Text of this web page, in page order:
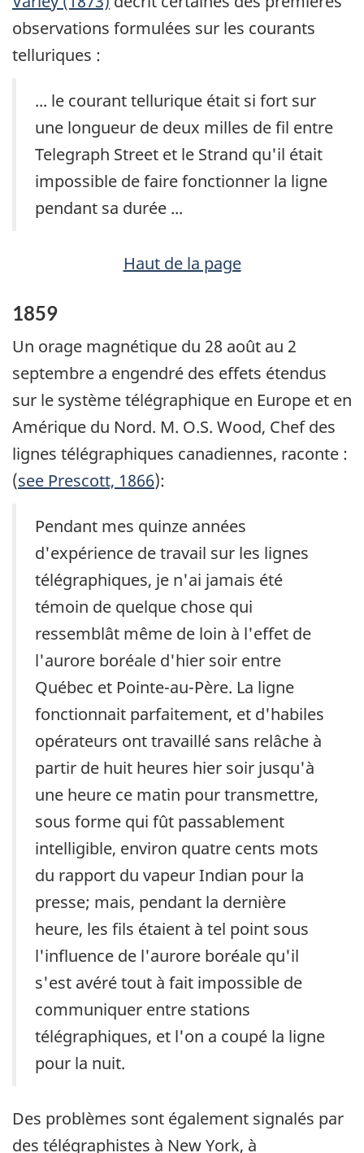
observations formulées sur les courants
telluriques :
... le courant tellurique était si fort sur
une longueur de deux milles de fil entre
Telegraph Street et le Strand qu'il était
impossible de faire fonctionner la ligne
pendant sa durée ...
Haut de la page
1859
Un orage magnétique du 28 août au 2
septembre a engendré des effets étendus
sur le système télégraphique en Europe et en
Amérique du Nord. M. O.S. Wood, Chef des
lignes télégraphiques canadiennes, raconte :
(see Prescott, 1866):
Pendant mes quinze années
d'expérience de travail sur les lignes
télégraphiques, je n'ai jamais été
témoin de quelque chose qui
ressemblât même de loin à l'effet de
l'aurore boréale d'hier soir entre
Québec et Pointe-au-Père. La ligne
fonctionnait parfaitement, et d'habiles
opérateurs ont travaillé sans relâche à
partir de huit heures hier soir jusqu'à
une heure ce matin pour transmettre,
sous forme qui fût passablement
intelligible, environ quatre cents mots
du rapport du vapeur Indian pour la
presse; mais, pendant la dernière
heure, les fils étaient à tel point sous
l'influence de l'aurore boréale qu'il
s'est avéré tout à fait impossible de
communiquer entre stations
télégraphiques, et l'on a coupé la ligne
pour la nuit.
Des problèmes sont également signalés par
des télégraphistes à New York, à